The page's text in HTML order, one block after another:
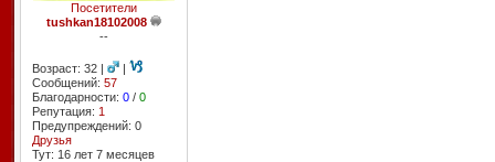
Посетители
tushkan18102008
--
Возраст: 32 |
|
Сообщений: 57
Благодарности: 0/ 0
Репутация: 1
Предупреждений: 0
Друзья
Тут: 16 лет 7 месяцев